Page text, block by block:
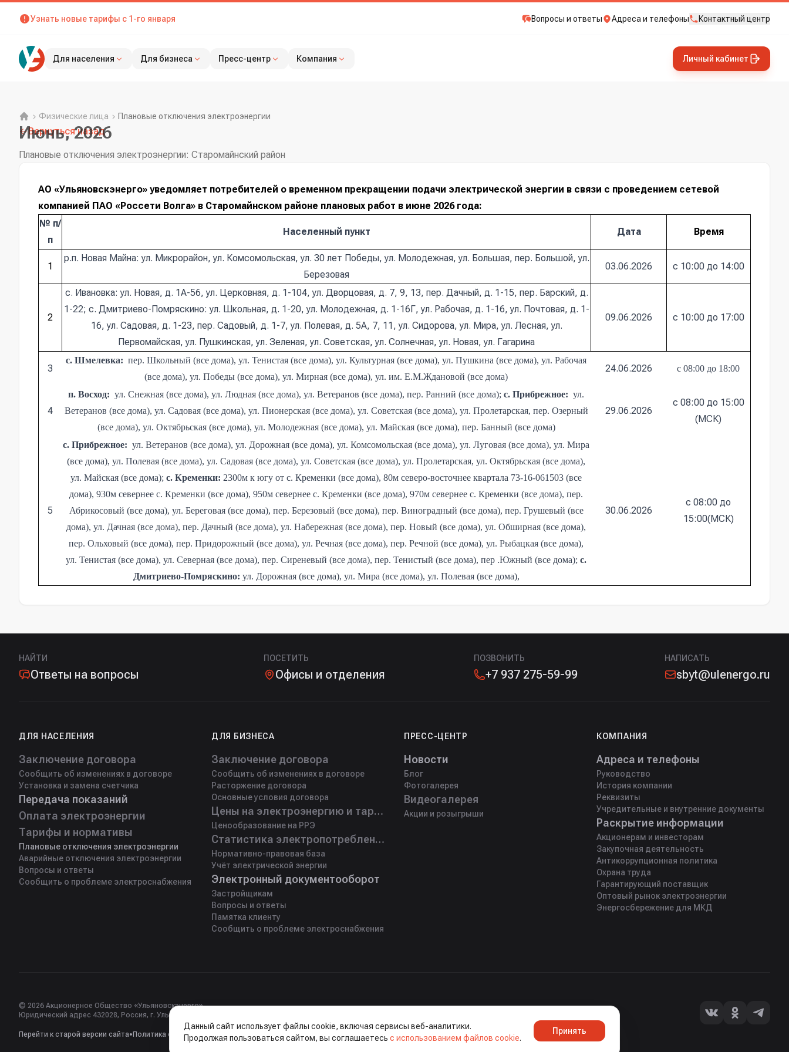
Узнать новые тарифы с 1-го января Вопросы и ответы Адреса и телефоны Контактный центр
Для населения Для бизнеса Пресс-центр Компания Личный кабинет
Физические лица Плановые отключения электроэнергии
Вернуться назад
Июнь, 2026
Плановые отключения электроэнергии: Старомайнский район
АО «Ульяновскэнерго» уведомляет потребителей о временном прекращении подачи электрической энергии в связи с проведением сетевой
компанией ПАО «Россети Волга» в Старомайнском районе плановых работ в июне 2026 года:
№ п/
п
Населенный пункт Дата Время
1
р.п. Новая Майна: ул. Микрорайон, ул. Комсомольская, ул. 30 лет Победы, ул. Молодежная, ул. Большая, пер. Большой, ул.
Березовая
03.06.2026 с 10:00 до 14:00
2
с. Ивановка: ул. Новая, д. 1А-56, ул. Церковная, д. 1-104, ул. Дворцовая, д. 7, 9, 13, пер. Дачный, д. 1-15, пер. Барский, д.
1-22; с. Дмитриево-Помряскино: ул. Школьная, д. 1-20, ул. Молодежная, д. 1-16Г, ул. Рабочая, д. 1-16, ул. Почтовая, д. 1-
16, ул. Садовая, д. 1-23, пер. Садовый, д. 1-7, ул. Полевая, д. 5А, 7, 11, ул. Сидорова, ул. Мира, ул. Лесная, ул.
Первомайская, ул. Пушкинская, ул. Зеленая, ул. Советская, ул. Солнечная, ул. Новая, ул. Гагарина
09.06.2026 с 10:00 до 17:00
3
с. Шмелевка: пер. Школьный (все дома), ул. Тенистая (все дома), ул. Культурная (все дома), ул. Пушкина (все дома), ул. Рабочая
(все дома), ул. Победы (все дома), ул. Мирная (все дома), ул. им. Е.М.Ждановой (все дома)
24.06.2026 с 08:00 до 18:00
4
п. Восход: ул. Снежная (все дома), ул. Людная (все дома), ул. Ветеранов (все дома), пер. Ранний (все дома); с. Прибрежное: ул.
Ветеранов (все дома), ул. Садовая (все дома), ул. Пионерская (все дома), ул. Советская (все дома), ул. Пролетарская, пер. Озерный
(все дома), ул. Октябрьская (все дома), ул. Молодежная (все дома), ул. Майская (все дома), пер. Банный (все дома)
29.06.2026
с 08:00 до 15:00
(МСК)
5
с. Прибрежное: ул. Ветеранов (все дома), ул. Дорожная (все дома), ул. Комсомольская (все дома), ул. Луговая (все дома), ул. Мира
(все дома), ул. Полевая (все дома), ул. Садовая (все дома), ул. Советская (все дома), ул. Пролетарская, ул. Октябрьская (все дома),
ул. Майская (все дома); с. Кременки: 2300м к югу от с. Кременки (все дома), 80м северо-восточнее квартала 73-16-061503 (все
дома), 930м севернее с. Кременки (все дома), 950м севернее с. Кременки (все дома), 970м севернее с. Кременки (все дома), пер.
Абрикосовый (все дома), ул. Береговая (все дома), пер. Березовый (все дома), пер. Виноградный (все дома), пер. Грушевый (все
дома), ул. Дачная (все дома), пер. Дачный (все дома), ул. Набережная (все дома), пер. Новый (все дома), ул. Обширная (все дома),
пер. Ольховый (все дома), пер. Придорожный (все дома), ул. Речная (все дома), пер. Речной (все дома), ул. Рыбацкая (все дома),
ул. Тенистая (все дома), ул. Северная (все дома), пер. Сиреневый (все дома), пер. Тенистый (все дома), пер .Южный (все дома); с.
Дмитриево-Помряскино: ул. Дорожная (все дома), ул. Мира (все дома), ул. Полевая (все дома),
30.06.2026
с 08:00 до
15:00(МСК)
НАЙТИ
Ответы на вопросы
ПОСЕТИТЬ
Офисы и отделения
ПОЗВОНИТЬ
+7 937 275-59-99
НАПИСАТЬ
sbyt@ulenergo.ru
ДЛЯ НАСЕЛЕНИЯ
Заключение договора
Сообщить об изменениях в договоре
Установка и замена счетчика
Передача показаний
Оплата электроэнергии
Тарифы и нормативы
Плановые отключения электроэнергии
Аварийные отключения электроэнергии
Вопросы и ответы
Сообщить о проблеме электроснабжения
ДЛЯ БИЗНЕСА
Заключение договора
Сообщить об изменениях в договоре
Расторжение договора
Основные условия договора
Цены на электроэнергию и тарифы
Ценообразование на РРЭ
Статистика электропотребления
Нормативно-правовая база
Учёт электрической энергии
Электронный документооборот
Застройщикам
Вопросы и ответы
Памятка клиенту
Сообщить о проблеме электроснабжения
ПРЕСС-ЦЕНТР
Новости
Блог
Фотогалерея
Видеогалерея
Акции и розыгрыши
КОМПАНИЯ
Адреса и телефоны
Руководство
История компании
Реквизиты
Учредительные и внутренние документы
Раскрытие информации
Акционерам и инвесторам
Закупочная деятельность
Антикоррупционная политика
Охрана труда
Гарантирующий поставщик
Оптовый рынок электроэнергии
Энергосбережение для МКД
© 2026 Акционерное Общество «Ульяновскэнерго»
Юридический адрес 432028, Россия, г. Ульяновск, пр-т 50-летия ВЛКСМ, д. 23А.
Перейти к старой версии сайта• Политика обработки персональных данных
Данный сайт использует файлы cookie, включая сервисы веб-аналитики.
Продолжая пользоваться сайтом, вы соглашаетесь с использованием файлов cookie.
Принять